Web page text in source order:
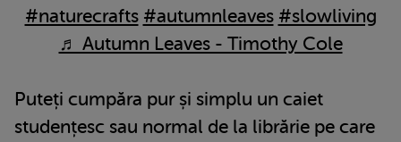
#naturecrafts #autumnleaves #slowliving
♬ Autumn Leaves - Timothy Cole
Puteți cumpăra pur și simplu un caiet
studențesc sau normal de la librărie pe care